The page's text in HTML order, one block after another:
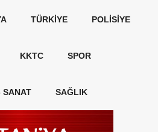
TÜRKIYE POLISIYE
KKTC SPOR
SANAT SAĞLIK